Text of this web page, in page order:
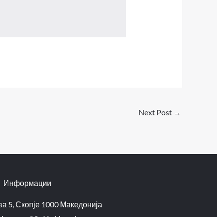
Next Post →
Информации
5, Скопје 1000 Македонија